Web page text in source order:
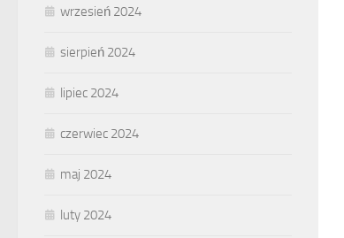
wrzesień 2024
sierpień 2024
lipiec 2024
czerwiec 2024
maj 2024
luty 2024